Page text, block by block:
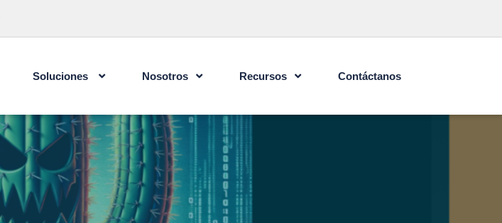
Soluciones Nosotros Recursos Contáctanos